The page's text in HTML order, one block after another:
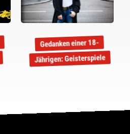
Gedanken einer 18-
Jährigen: Geisterspiele